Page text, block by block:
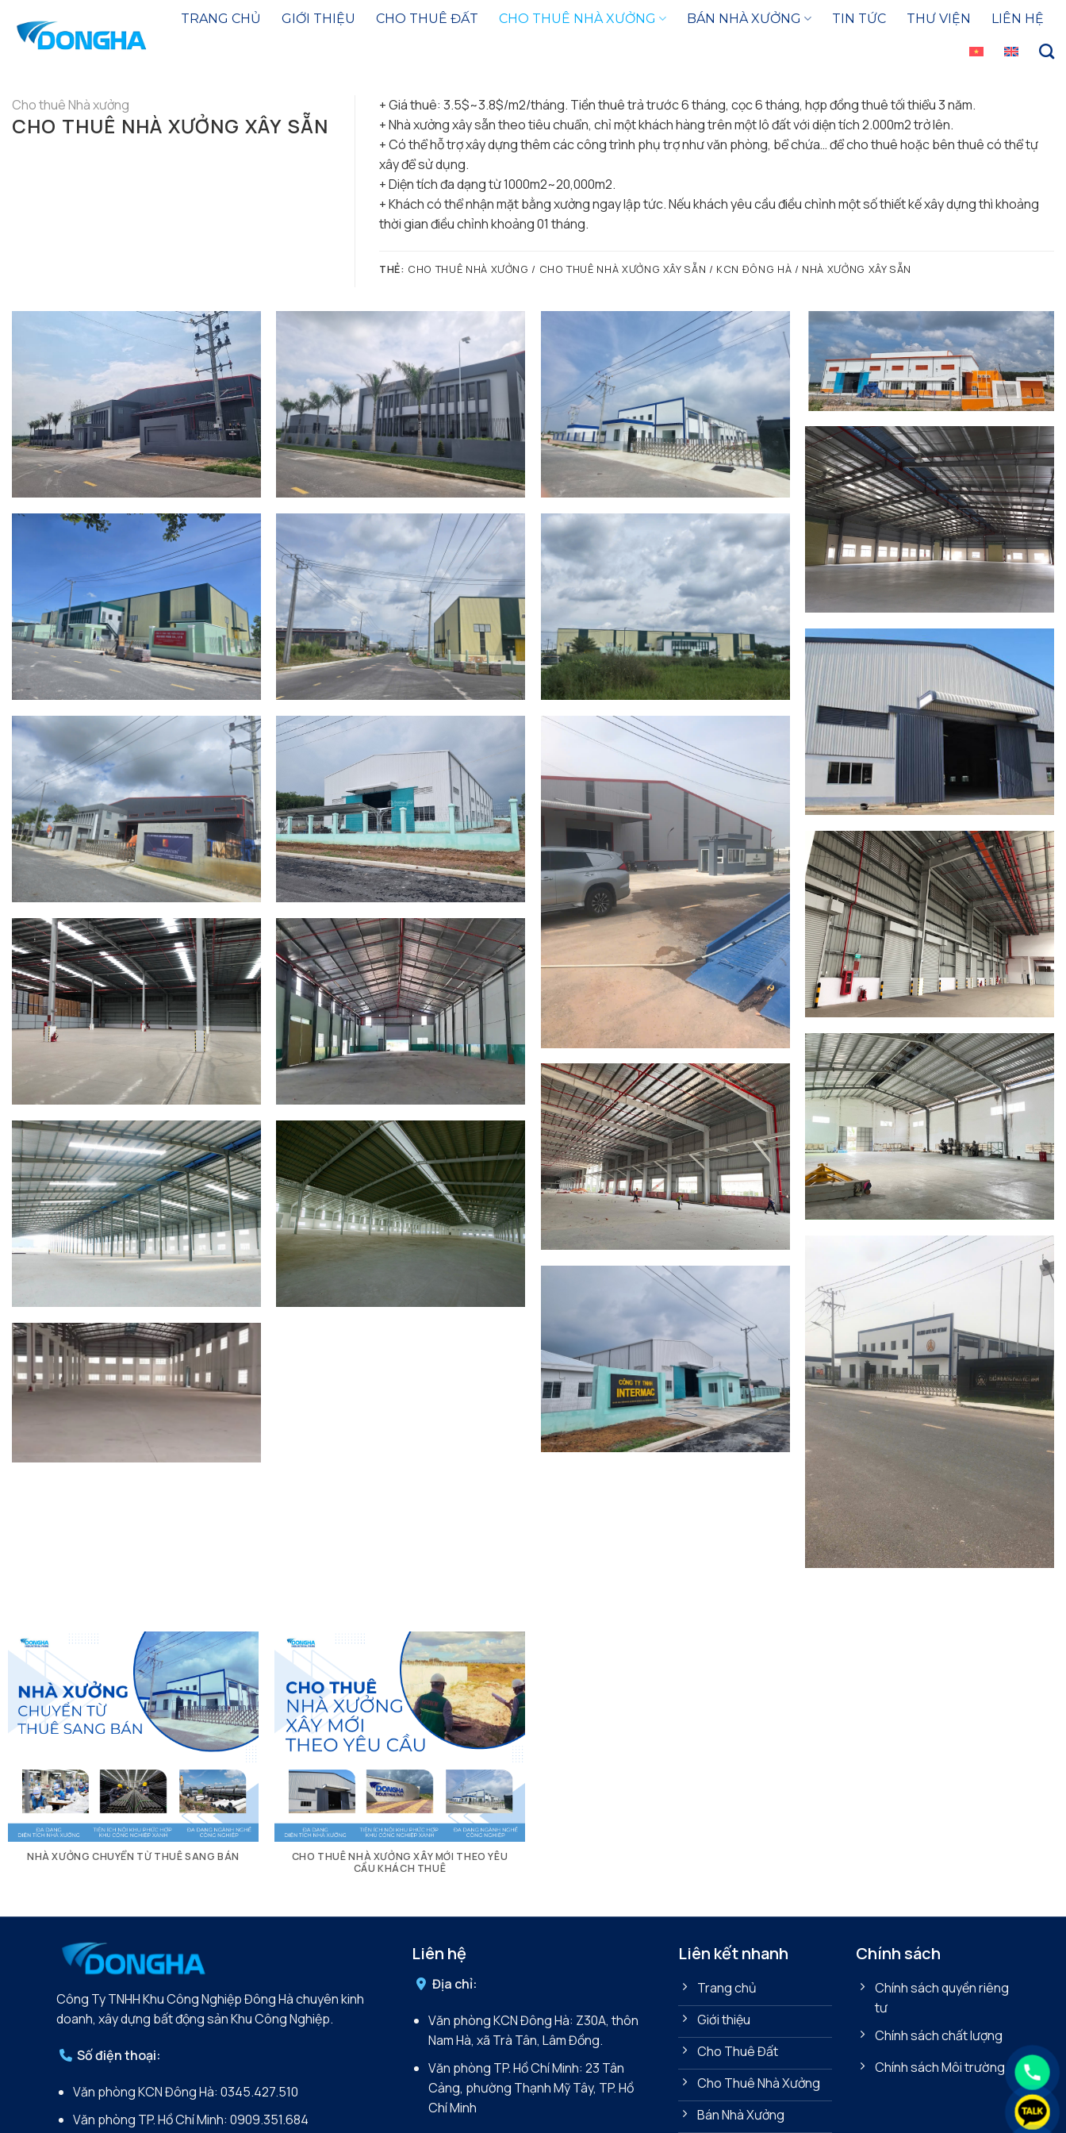
qua
TRANG CHỦ GIỚI THIỆU CHO THUÊ ĐẤT CHO THUÊ NHÀ XƯỞNG BÁN NHÀ XƯỞNG TIN TỨC THƯ VIỆN LIÊN HỆ
Cho thuê Nhà xưởng
CHO THUÊ NHÀ XƯỞNG XÂY SẴN
+ Giá thuê: 3.5$~3.8$/m2/tháng. Tiền thuê trả trước 6 tháng, cọc 6 tháng, hợp đồng thuê tối thiểu 3 năm.
+ Nhà xưởng xây sẵn theo tiêu chuẩn, chỉ một khách hàng trên một lô đất với diện tích 2.000m2 trở lên.
+ Có thể hỗ trợ xây dựng thêm các công trình phụ trợ như văn phòng, bể chứa… để cho thuê hoặc bên thuê có thể tự
xây để sử dụng.
+ Diện tích đa dạng từ 1000m2~20,000m2.
+ Khách có thể nhận mặt bằng xưởng ngay lập tức. Nếu khách yêu cầu điều chỉnh một số thiết kế xây dựng thì khoảng
thời gian điều chỉnh khoảng 01 tháng.
THẺ: CHO THUÊ NHÀ XƯỞNG / CHO THUÊ NHÀ XƯỞNG XÂY SẴN / KCN ĐÔNG HÀ / NHÀ XƯỞNG XÂY SẴN
NHÀ XƯỞNG CHUYỂN TỪ THUÊ SANG BÁN
CHO THUÊ NHÀ XƯỞNG XÂY MỚI THEO YÊU
CẦU KHÁCH THUÊ
Công Ty TNHH Khu Công Nghiệp Đông Hà chuyên kinh
doanh, xây dựng bất động sản Khu Công Nghiệp.
Số điện thoại:
Văn phòng KCN Đông Hà: 0345.427.510
Văn phòng TP. Hồ Chí Minh: 0909.351.684
Liên hệ
Địa chỉ:
Văn phòng KCN Đông Hà: Z30A, thôn
Nam Hà, xã Trà Tân, Lâm Đồng.
Văn phòng TP. Hồ Chí Minh: 23 Tân
Cảng, phường Thạnh Mỹ Tây, TP. Hồ
Chí Minh
Liên kết nhanh
Trang chủ
Giới thiệu
Cho Thuê Đất
Cho Thuê Nhà Xưởng
Bán Nhà Xưởng
Chính sách
Chính sách quyền riêng
tư
Chính sách chất lượng
Chính sách Môi trường